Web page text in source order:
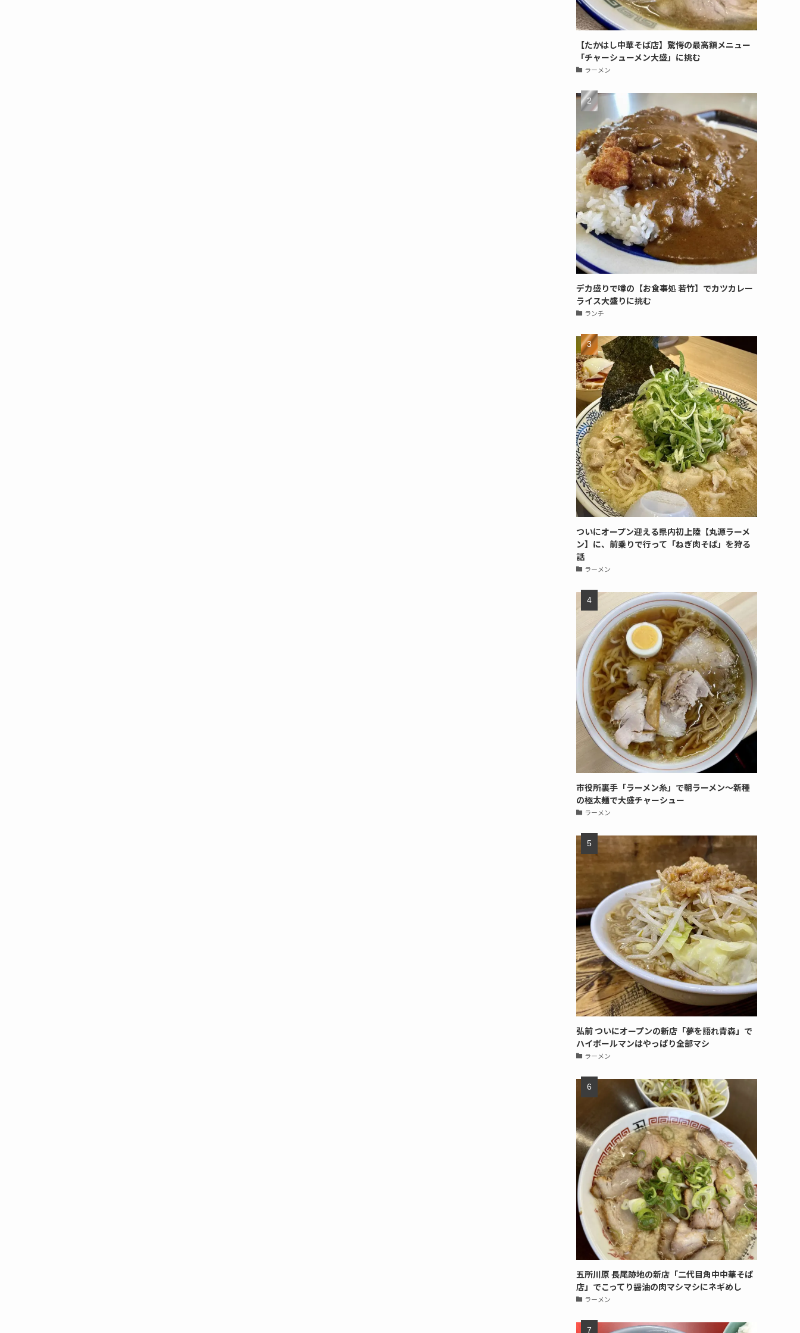
【たかはし中華そば店】驚愕の最高額メニュー
「チャーシューメン大盛」に挑む
ラーメン
デカ盛りで噂の【お食事処 若竹】でカツカレー
ライス大盛りに挑む
ランチ
ついにオープン迎える県内初上陸【丸源ラーメ
ン】に、前乗りで行って「ねぎ肉そば」を狩る
話
ラーメン
市役所裏手「ラーメン糸」で朝ラーメン〜新種
の極太麺で大盛チャーシュー
ラーメン
弘前 ついにオープンの新店「夢を語れ青森」で
ハイボールマンはやっぱり全部マシ
ラーメン
五所川原 長尾跡地の新店「二代目角中中華そば
店」でこってり醤油の肉マシマシにネギめし
ラーメン